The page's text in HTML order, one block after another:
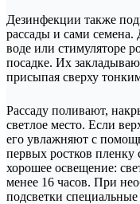
Дезинфекции также
рассады и сами семена.
воде или стимуляторе
посадке. Их
присыпая сверху
Рассаду поливают,
светлое место. Если
его увлажняют с
первых ростков
хорошее освещение:
менее 16 часов. При
подсветки